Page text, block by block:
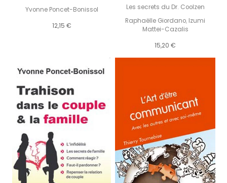
Yvonne Poncet-Bonissol
12,15 €
Les secrets du Dr. Coolzen
Raphaëlle Giordano, Izumi
Mattei-Cazalis
15,20 €